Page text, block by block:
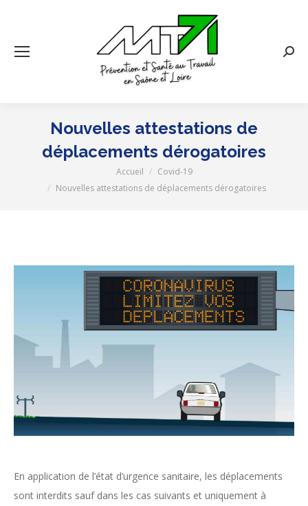
Nouvelles attestations de
déplacements dérogatoires
Accueil
Covid-19
Nouvelles attestations de déplacements dérogatoires
En application de l’état d’urgence sanitaire, les déplacements
sont interdits sauf dans les cas suivants et uniquement à